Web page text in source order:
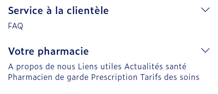
Service à la clientèle
FAQ
Votre pharmacie
A propos de nous Liens utiles Actualités santé
Pharmacien de garde Prescription Tarifs des soins